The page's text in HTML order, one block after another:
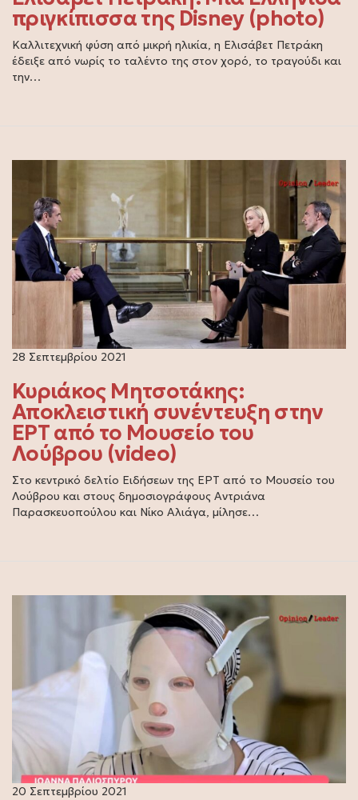
πριγκίπισσα της Disney (photo)
Καλλιτεχνική φύση από μικρή ηλικία, η Ελισάβετ Πετράκη
έδειξε από νωρίς το ταλέντο της στον χορό, το τραγούδι και
την…
28 Σεπτεμβρίου 2021
Κυριάκος Μητσοτάκης:
Αποκλειστική συνέντευξη στην
ΕΡΤ από το Μουσείο του
Λούβρου (video)
Στο κεντρικό δελτίο Ειδήσεων της ΕΡΤ από το Μουσείο του
Λούβρου και στους δημοσιογράφους Αντριάνα
Παρασκευοπούλου και Νίκο Αλιάγα, μίλησε…
20 Σεπτεμβρίου 2021